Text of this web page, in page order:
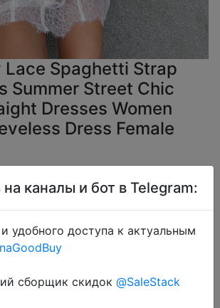
Lace Spaghetti Strap
Summer Street Chic
Dresses Women
Dress Female
$11.29
"JTH9B38GD1QM"
каналы и бот в Telegram:
удобного доступа к актуальным
сборщик скидок @SaleStack